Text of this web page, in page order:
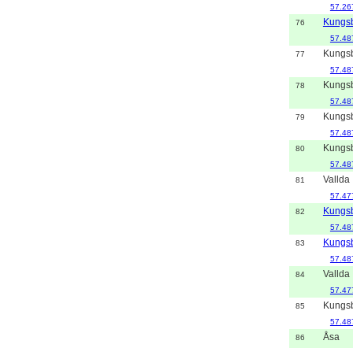
76
77
78
79
80
81
Vallda
82
83
84
Vallda
85
86
Åsa